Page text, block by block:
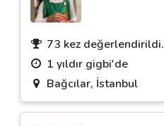
73 kez değerlendirildi.
1 yıldır gigbi'de
Bağcılar, İstanbul